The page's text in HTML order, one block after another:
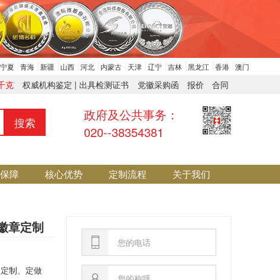
宁夏 青海 新疆 山西 河北 内蒙古 天津 辽宁 吉林 黑龙江 香港 澳门
党徽采购函 报价 合同
权威机构鉴定 | 出具检测证书
克
搜索
政府及公共事务：
020--38354381
障 核心优势 定制流程 关于我们
章定制
制、定做